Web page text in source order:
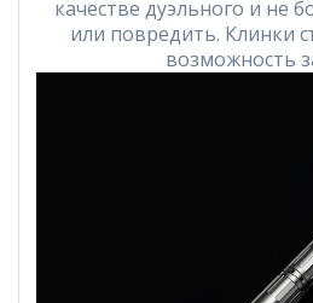
качестве дуэльного и не
или повредить. Клинки
возможность